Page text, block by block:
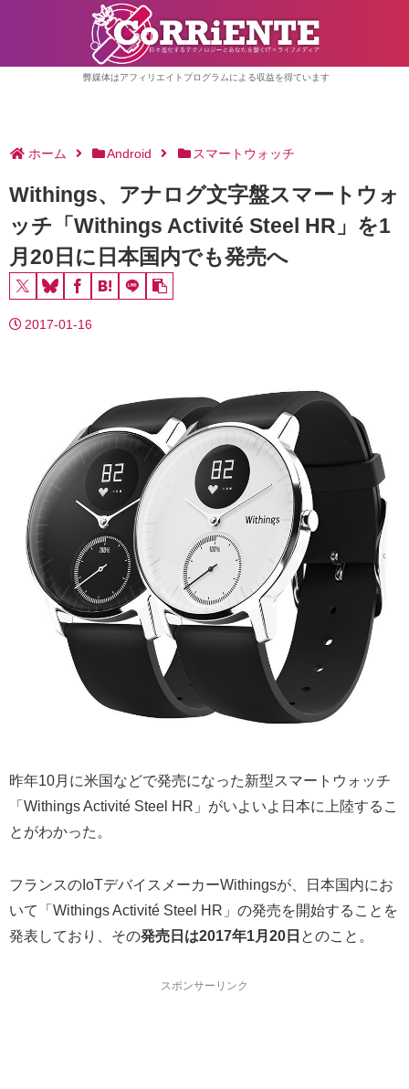
弊媒体はアフィリエイトプログラムによる収益を得ています
ホーム Android スマートウォッチ
Withings、アナログ文字盤スマートウォ
ッチ「Withings Activité Steel HR」を1
月20日に日本国内でも発売へ
2017-01-16
昨年10月に米国などで発売になった新型スマートウォッチ
「Withings Activité Steel HR」がいよいよ日本に上陸するこ
とがわかった。
フランスのIoTデバイスメーカーWithingsが、日本国内にお
いて「Withings Activité Steel HR」の発売を開始することを
発表しており、その発売日は2017年1月20日 とのこと。
スポンサーリンク